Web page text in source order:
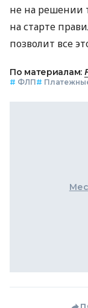
не на решении
на старте
позволит все
По материалам:
# ФЛП#